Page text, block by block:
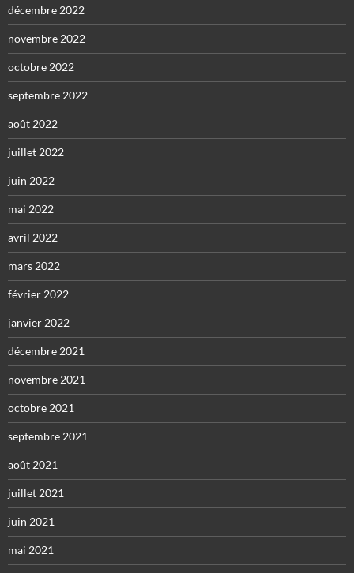
décembre 2022
novembre 2022
octobre 2022
septembre 2022
août 2022
juillet 2022
juin 2022
mai 2022
avril 2022
mars 2022
février 2022
janvier 2022
décembre 2021
novembre 2021
octobre 2021
septembre 2021
août 2021
juillet 2021
juin 2021
mai 2021